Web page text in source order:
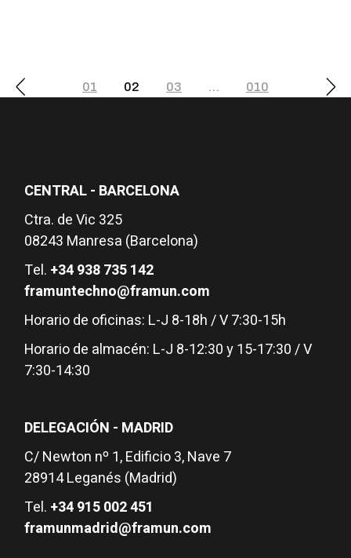
Paginación
01 02 03 … 010
CENTRAL - BARCELONA
Ctra. de Vic 325
08243 Manresa (Barcelona)
Tel. +34 938 735 142
framuntechno@framun.com
Horario de oficinas: L-J 8-18h / V 7:30-15h
Horario de almacén: L-J 8-12:30 y 15-17:30 / V
7:30-14:30
DELEGACIÓN - MADRID
C/ Newton nº 1, Edificio 3, Nave 7
28914 Leganés (Madrid)
Tel. +34 915 002 451
framunmadrid@framun.com